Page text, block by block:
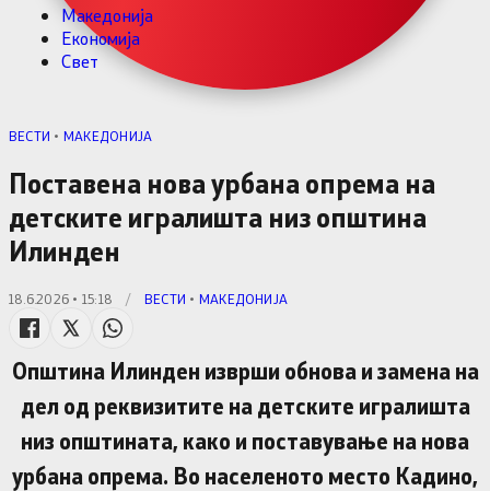
Македонија
Економија
Свет
ВЕСТИ • МАКЕДОНИЈА
Поставена нова урбана опрема на
детските игралишта низ општина
Илинден
18.6.2026 • 15:18 / ВЕСТИ • МАКЕДОНИЈА
Општина Илинден изврши обнова и замена на
дел од реквизитите на детските игралишта
низ општината, како и поставување на нова
урбана опрема. Во населеното место Кадино,